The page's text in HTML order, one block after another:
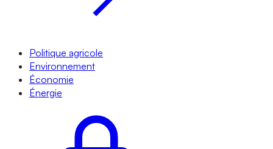
Politique agricole
Environnement
Économie
Énergie